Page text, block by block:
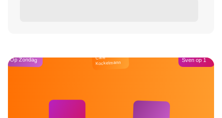
Op Zondag Café
Kockelmann Sven op 1